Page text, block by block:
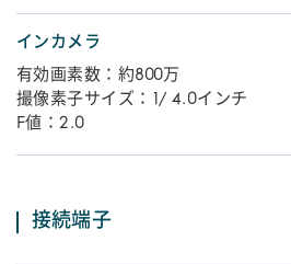
インカメラ
有効画素数：約800万
撮像素子サイズ：1/ 4.0インチ
F値：2.0
接続端子